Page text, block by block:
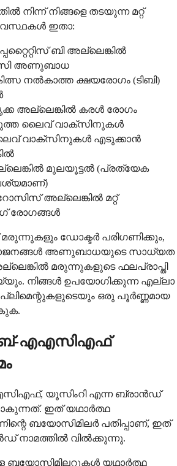
നിന്ന് നിങ്ങളെ തടയുന്ന മറ്റ്
ഇതാ:
ബി അല്ലെങ്കിൽ
സി അണുബാധ
നൽകാത്ത ക്ഷയരോഗം (ടിബി)
അല്ലെങ്കിൽ കരൾ രോഗം
ലൈവ് വാക്സിനുകൾ
വാക്സിനുകൾ എടുക്കാൻ
മുലയൂട്ടൽ (പ്രത്യേക
അല്ലെങ്കിൽ മറ്റ്
രോഗങ്ങൾ
മരുന്നുകളും ഡോക്ടർ പരിഗണിക്കും,
അണുബാധയുടെ സാധ്യത
മരുന്നുകളുടെ ഫലപ്രാപ്തി
നിങ്ങൾ ഉപയോഗിക്കുന്ന എല്ലാ
ഒരു പൂർണ്ണമായ
എഎസിഎഫ്
യൂസിംറി എന്ന ബ്രാൻഡ്
ഇത് യഥാർത്ഥ
ബയോസിമിലർ പതിപ്പാണ്, ഇത്
നാമത്തിൽ വിൽക്കുന്നു.
ബയോസിമിലറുകൾ യഥാർത്ഥ